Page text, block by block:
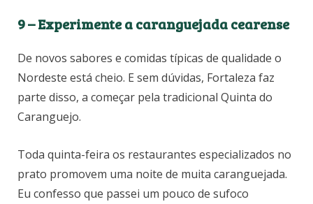
9 –Experimente a caranguejada cearense
De novos sabores e comidas típicas de qualidade o
Nordeste está cheio. E sem dúvidas, Fortaleza faz
parte disso, a começar pela tradicional Quinta do
Caranguejo.
Toda quinta-feira os restaurantes especializados no
prato promovem uma noite de muita caranguejada.
Eu confesso que passei um pouco de sufoco